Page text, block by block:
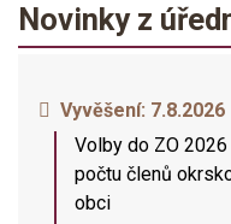
Novinky z
Vyvěšení: 7.8.2026
Volby do ZO
počtu členů
obci